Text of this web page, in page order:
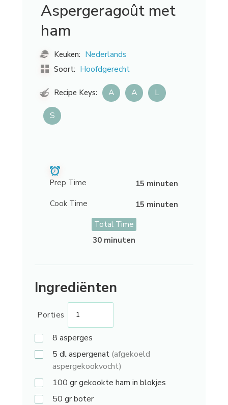
Aspergeragoût met
ham
Keuken: Nederlands
Soort: Hoofdgerecht
Recipe Keys: A A L
S
Prep Time
15 minuten
Cook Time
15 minuten
Total Time
30 minuten
Ingrediënten
Porties
8 asperges
5 dlaspergenat (afgekoeld
aspergekookvocht)
100 grgekookte ham in blokjes
50 grboter